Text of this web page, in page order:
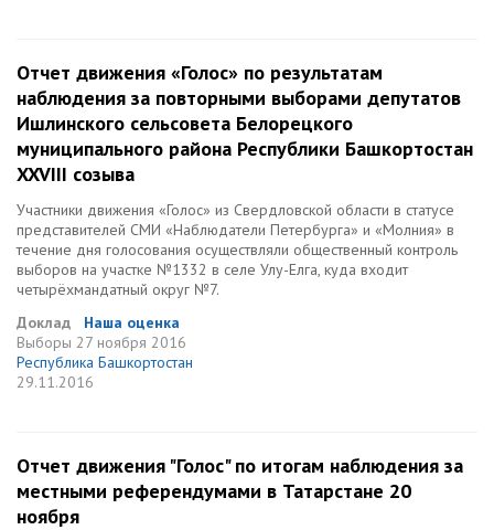
Отчет движения «Голос» по результатам
наблюдения за повторными выборами депутатов
Ишлинского сельсовета Белорецкого
муниципального района Республики Башкортостан
XXVIII созыва
Участники движения «Голос» из Свердловской области в статусе
представителей СМИ «Наблюдатели Петербурга» и «Молния» в
течение дня голосования осуществляли общественный контроль
выборов на участке №1332 в селе Улу-Елга, куда входит
четырёхмандатный округ №7.
Доклад
Наша оценка
Выборы 27 ноября 2016
Республика Башкортостан
29.11.2016
Отчет движения "Голос" по итогам наблюдения за
местными референдумами в Татарстане 20
ноября